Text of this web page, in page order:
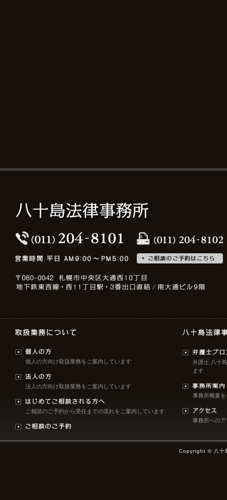
個人の方向け取扱業務をご案内しています
法人の方向け取扱業務をご案内しています
ご相談のご予約から受任までの流れをご案内しています
弁護士 八十
ます
事務所概要
事務所への
Copyright © 八十